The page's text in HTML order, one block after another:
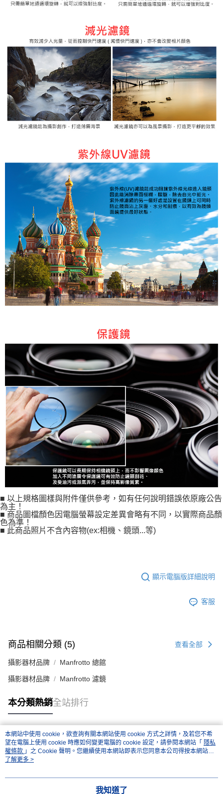
■ 以上規格圖樣與附件僅供參考，如有任何說明錯誤依原廠公告
為主！
■ 商品圖檔顏色因電腦螢幕設定差異會略有不同，以實際商品顏
色為準！
■ 此商品照片不含內容物(ex:相機、鏡頭...等)
顯示電腦版詳細說明
客服
商品相關分類 (5) 查看全部
攝影器材品牌 Manfrotto 總館
攝影器材品牌 Manfrotto 濾鏡
本分類熱銷全站排行
熱門標籤
本網站中使用 cookie，欲查詢有關本網站使用 cookie 方式之詳情，及若您不希
望在電腦上使用 cookie 時應如何變更電腦的 cookie 設定，請參閱本網站「 隱私
權條款 」之 Cookie 聲明。您繼續使用本網站即表示您同意本公司得按本網站使
用條款之 Cookie 聲明使用 cookie。
了解更多 >
我知道了